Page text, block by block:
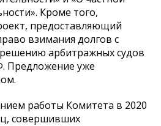
Кроме того,
предоставляющий
взимания долгов с
арбитражных судов
Предложение уже
работы Комитета в 2020
совершивших